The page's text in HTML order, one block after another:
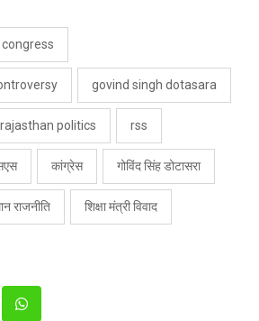
congress
govind singh dotasara
rajasthan politics rss
कांग्रेस गोविंद सिंह डोटासरा
राजनीति शिक्षा मंत्री विवाद